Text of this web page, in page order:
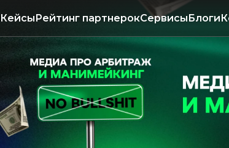
КейсыРейтинг партнерокСервисыБлоги